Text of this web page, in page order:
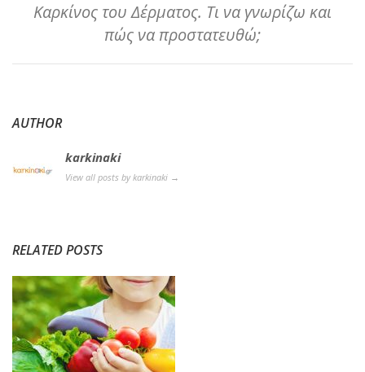
Καρκίνος του Δέρματος. Τι να γνωρίζω και
πώς να προστατευθώ;
AUTHOR
karkinaki
View all posts by karkinaki →
RELATED POSTS